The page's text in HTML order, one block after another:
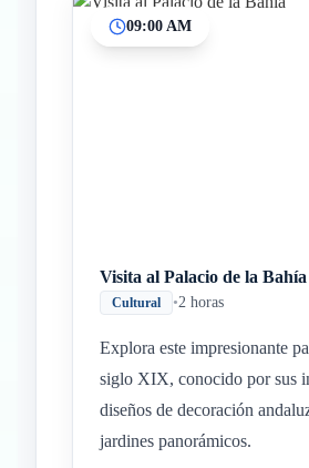
09:00 AM
Visita al Palacio de la Bahía
Cultural •2 horas
Explora este impresionante
siglo XIX, conocido por sus
diseños de decoración
jardines panorámicos.